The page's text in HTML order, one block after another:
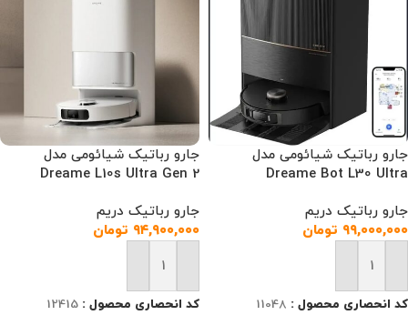
جارو رباتیک شیائومی مدل
Dreame Bot L30 Ultra
جارو رباتیک دریم
۹۹,۰۰۰,۰۰۰ تومان
افزودن به سبد خرید
کد انحصاری محصول : 11048
جارو رباتیک شیائومی مدل
Dreame L10s Ultra Gen 2
جارو رباتیک دریم
۹۴,۹۰۰,۰۰۰ تومان
افزودن به سبد خرید
کد انحصاری محصول : 12415